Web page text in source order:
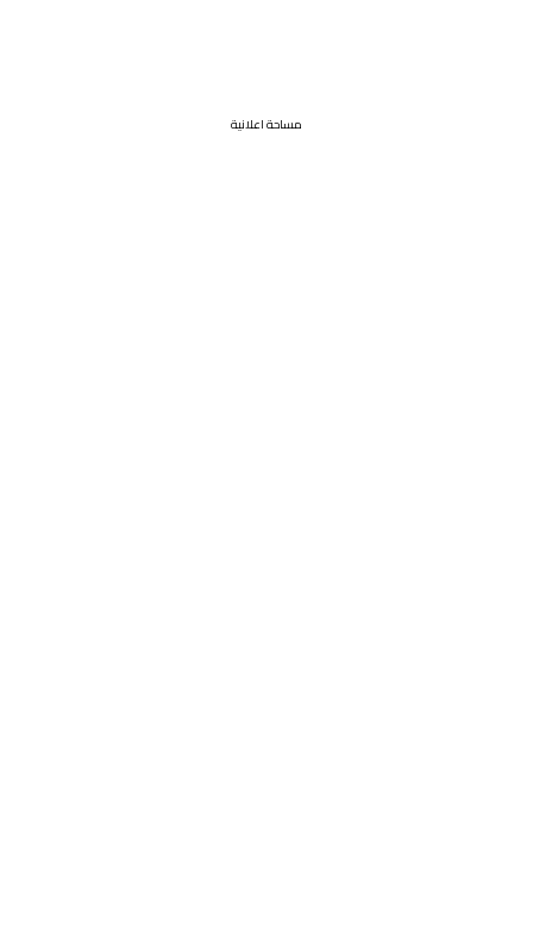
مساحة اعلانية